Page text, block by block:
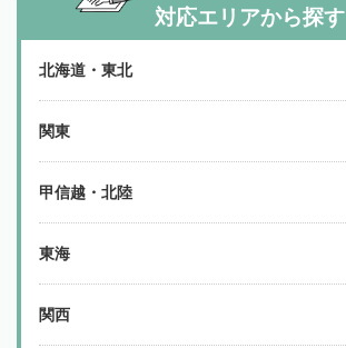
対応エリアから探す
北海道・東北
関東
甲信越・北陸
東海
関西